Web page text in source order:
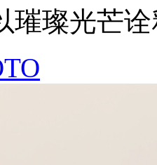
璀璨光芒